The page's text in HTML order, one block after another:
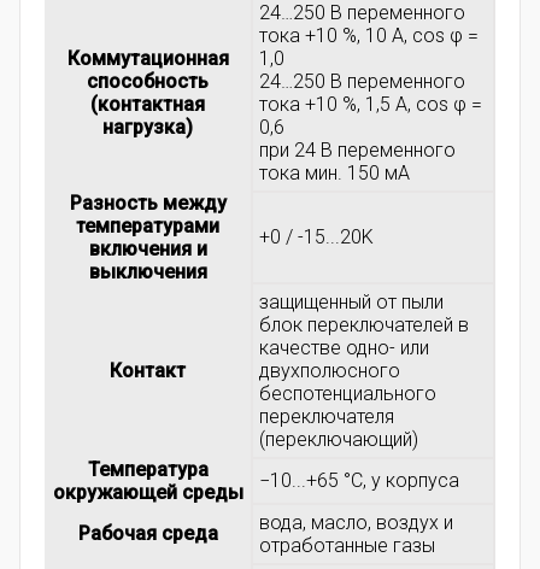
Коммутационная
способность
(контактная
нагрузка)
24…250 B переменного
тока +10 %, 10 A, cos φ =
1,0
24…250 B переменного
тока +10 %, 1,5 A, cos φ =
0,6
при 24 B переменного
тока мин. 150 мА
Разность между
температурами
включения и
выключения
+0 / -15...20K
Контакт
защищенный от пыли
блок переключателей в
качестве одно- или
двухполюсного
беспотенциального
переключателя
(переключающий)
Температура
окружающей среды
−10...+65 °C, у корпуса
Рабочая среда
вода, масло, воздух и
отработанные газы